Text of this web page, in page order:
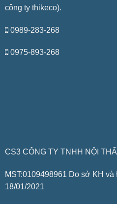
công ty thikeco).
0989-283-268
0975-893-268
CS3 CÔNG TY TNHH NỘI
MST:0109498961 Do sở KH
18/01/2021